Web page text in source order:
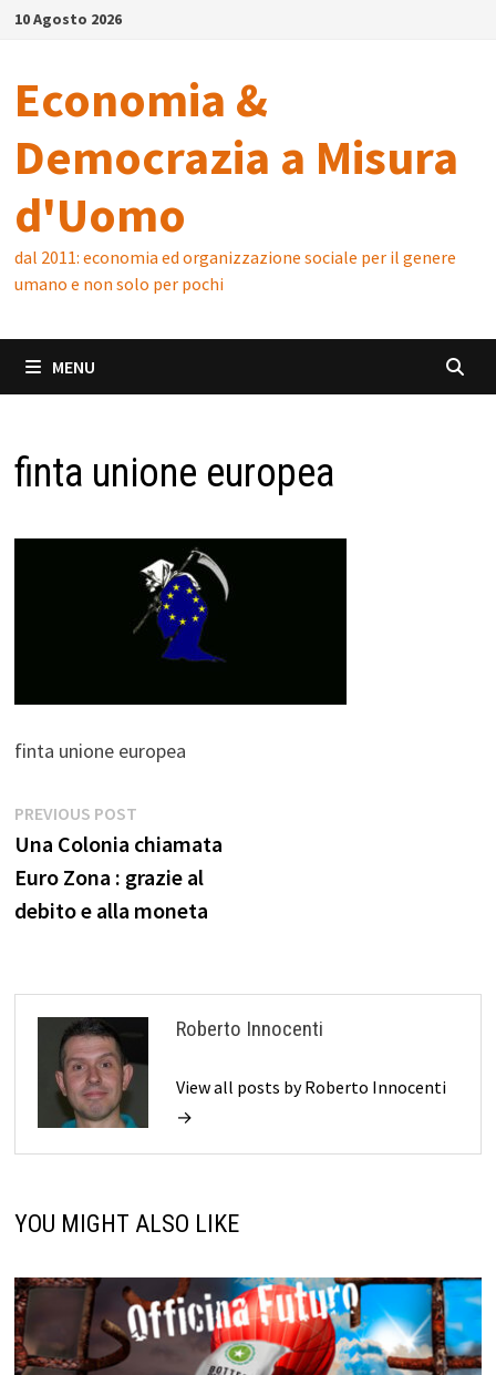
Skip10 Agosto 2026
Economia &
Democrazia a Misura
d'Uomo
dal 2011: economia ed organizzazione sociale per il genere
umano e non solo per pochi
MENU
finta unione europea
finta unione europea
Navigazione
articoli
PREVIOUS POSTPrevious
post:
Una Colonia chiamata
Euro Zona : grazie al
debito e alla moneta
Roberto Innocenti
View all posts by Roberto Innocenti
→
YOU MIGHT ALSO LIKE